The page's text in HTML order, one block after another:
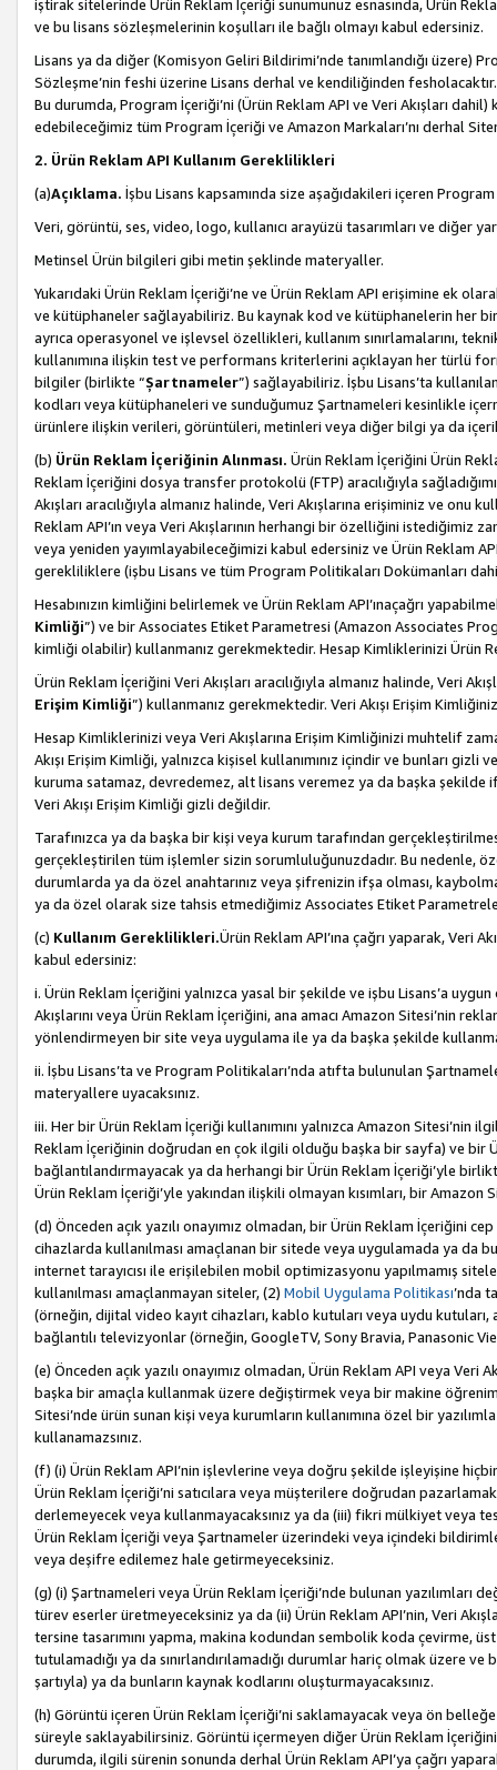
iştirak sitelerinde Ürün Reklam İçeriği sunumunuz esnasında, Ürün
ve bu lisans sözleşmelerinin koşulları ile bağlı olmayı kabul edersiniz.
Lisans ya da diğer (Komisyon Geliri Bildirimi’nde tanımlandığı üzere)
Sözleşme’nin feshi üzerine Lisans derhal ve kendiliğinden
Bu durumda, Program İçeriği’ni (Ürün Reklam API ve Veri Akışları
edebileceğimiz tüm Program İçeriği ve Amazon Markaları’nı derhal
2. Ürün Reklam API Kullanım Gereklilikleri
(a)Açıklama. İşbu Lisans kapsamında size aşağıdakileri içeren
Veri, görüntü, ses, video, logo, kullanıcı arayüzü tasarımları ve diğer
Metinsel Ürün bilgileri gibi metin şeklinde materyaller.
Yukarıdaki Ürün Reklam İçeriği’ne ve Ürün Reklam API erişimine ek
ve kütüphaneler sağlayabiliriz. Bu kaynak kod ve kütüphanelerin her
ayrıca operasyonel ve işlevsel özellikleri, kullanım sınırlamalarını,
kullanımına ilişkin test ve performans kriterlerini açıklayan her türlü
bilgiler (birlikte “Şartnameler”) sağlayabiliriz. İşbu Lisans’ta
kodları veya kütüphaneleri ve sunduğumuz Şartnameleri kesinlikle
ürünlere ilişkin verileri, görüntüleri, metinleri veya diğer bilgi ya da
(b) Ürün Reklam İçeriğinin Alınması. Ürün Reklam İçeriğini Ürün
Reklam İçeriğini dosya transfer protokolü (FTP) aracılığıyla
Akışları aracılığıyla almanız halinde, Veri Akışlarına erişiminiz ve onu
Reklam API’ın veya Veri Akışlarının herhangi bir özelliğini
veya yeniden yayımlayabileceğimizi kabul edersiniz ve Ürün Reklam
gerekliliklere (işbu Lisans ve tüm Program Politikaları Dokümanları
Hesabınızın kimliğini belirlemek ve Ürün Reklam API’ınaçağrı
Kimliği”) ve bir Associates Etiket Parametresi (Amazon Associates
kimliği olabilir) kullanmanız gerekmektedir. Hesap Kimliklerinizi Ürün
Ürün Reklam İçeriğini Veri Akışları aracılığıyla almanız halinde, Veri
Erişim Kimliği”) kullanmanız gerekmektedir. Veri Akışı Erişim
Hesap Kimliklerinizi veya Veri Akışlarına Erişim Kimliğinizi muhtelif
Akışı Erişim Kimliği, yalnızca kişisel kullanımınız içindir ve bunları
kuruma satamaz, devredemez, alt lisans veremez ya da başka şekilde
Veri Akışı Erişim Kimliği gizli değildir.
Tarafınızca ya da başka bir kişi veya kurum tarafından
gerçekleştirilen tüm işlemler sizin sorumluluğunuzdadır. Bu nedenle,
durumlarda ya da özel anahtarınız veya şifrenizin ifşa olması,
ya da özel olarak size tahsis etmediğimiz Associates Etiket
(c) Kullanım Gereklilikleri.Ürün Reklam API’ına çağrı yaparak, Veri
kabul edersiniz:
i. Ürün Reklam İçeriğini yalnızca yasal bir şekilde ve işbu Lisans’a uygun
Akışlarını veya Ürün Reklam İçeriğini, ana amacı Amazon Sitesi’nin
yönlendirmeyen bir site veya uygulama ile ya da başka şekilde
ii. İşbu Lisans’ta ve Program Politikaları’nda atıfta bulunulan
materyallere uyacaksınız.
iii. Her bir Ürün Reklam İçeriği kullanımını yalnızca Amazon
Reklam İçeriğinin doğrudan en çok ilgili olduğu başka bir sayfa) ve bir
bağlantılandırmayacak ya da herhangi bir Ürün Reklam İçeriği’yle
Ürün Reklam İçeriği’yle yakından ilişkili olmayan kısımları, bir Amazon
(d) Önceden açık yazılı onayımız olmadan, bir Ürün Reklam İçeriğini
cihazlarda kullanılması amaçlanan bir sitede veya uygulamada ya da
internet tarayıcısı ile erişilebilen mobil optimizasyonu yapılmamış
kullanılması amaçlanmayan siteler, (2) Mobil Uygulama Politikası’nda
(örneğin, dijital video kayıt cihazları, kablo kutuları veya uydu kutuları,
bağlantılı televizyonlar (örneğin, GoogleTV, Sony Bravia, Panasonic
(e) Önceden açık yazılı onayımız olmadan, Ürün Reklam API veya
başka bir amaçla kullanmak üzere değiştirmek veya bir makine
Sitesi’nde ürün sunan kişi veya kurumların kullanımına özel bir
kullanamazsınız.
(f) (i) Ürün Reklam API’nin işlevlerine veya doğru şekilde işleyişine
Ürün Reklam İçeriği’ni satıcılara veya müşterilere doğrudan
derlemeyecek veya kullanmayacaksınız ya da (iii) fikri mülkiyet veya
Ürün Reklam İçeriği veya Şartnameler üzerindeki veya içindeki
veya deşifre edilemez hale getirmeyeceksiniz.
(g) (i) Şartnameleri veya Ürün Reklam İçeriği’nde bulunan
türev eserler üretmeyeceksiniz ya da (ii) Ürün Reklam API’nin, Veri
tersine tasarımını yapma, makina kodundan sembolik koda çevirme,
tutulamadığı ya da sınırlandırılamadığı durumlar hariç olmak üzere
şartıyla) ya da bunların kaynak kodlarını oluşturmayacaksınız.
(h) Görüntü içeren Ürün Reklam İçeriği’ni saklamayacak veya ön
süreyle saklayabilirsiniz. Görüntü içermeyen diğer Ürün Reklam
durumda, ilgili sürenin sonunda derhal Ürün Reklam API’ya çağrı